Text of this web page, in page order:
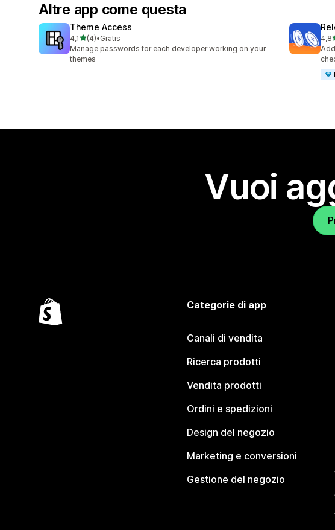
Altre app come questa
Theme Access
4,1stelle su 5
(4)
4 recensioni totali
•Gratis
Manage passwords for each developer working on your
themes
4,8
564
Vuoi
Categorie di app
Canali di vendita
Ricerca prodotti
Vendita prodotti
Ordini e spedizioni
Design del negozio
Marketing e conversioni
Gestione del negozio